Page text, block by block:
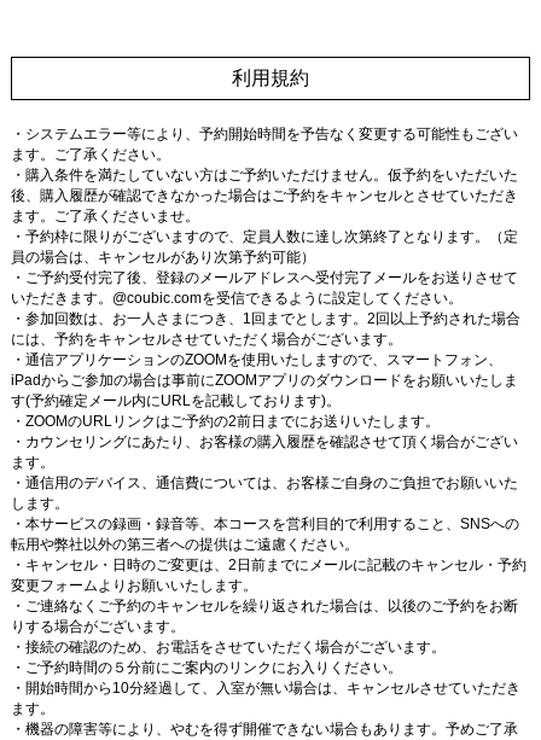
利用規約
・システムエラー等により、予約開始時間を予告なく変更する可能性もござい
ます。ご了承ください。
・購入条件を満たしていない方はご予約いただけません。仮予約をいただいた
後、購入履歴が確認できなかった場合はご予約をキャンセルとさせていただき
ます。ご了承くださいませ。
・予約枠に限りがございますので、定員人数に達し次第終了となります。（定
員の場合は、キャンセルがあり次第予約可能）
・ご予約受付完了後、登録のメールアドレスへ受付完了メールをお送りさせて
いただきます。@coubic.comを受信できるように設定してください。
・参加回数は、お一人さまにつき、1回までとします。2回以上予約された場合
には、予約をキャンセルさせていただく場合がございます。
・通信アプリケーションのZOOMを使用いたしますので、スマートフォン、
iPadからご参加の場合は事前にZOOMアプリのダウンロードをお願いいたしま
す(予約確定メール内にURLを記載しております)。
・ZOOMのURLリンクはご予約の2前日までにお送りいたします。
・カウンセリングにあたり、お客様の購入履歴を確認させて頂く場合がござい
ます。
・通信用のデバイス、通信費については、お客様ご自身のご負担でお願いいた
します。
・本サービスの録画・録音等、本コースを営利目的で利用すること、SNSへの
転用や弊社以外の第三者への提供はご遠慮ください。
・キャンセル・日時のご変更は、2日前までにメールに記載のキャンセル・予約
変更フォームよりお願いいたします。
・ご連絡なくご予約のキャンセルを繰り返された場合は、以後のご予約をお断
りする場合がございます。
・接続の確認のため、お電話をさせていただく場合がございます。
・ご予約時間の５分前にご案内のリンクにお入りください。
・開始時間から10分経過して、入室が無い場合は、キャンセルさせていただき
ます。
・機器の障害等により、やむを得ず開催できない場合もあります。予めご了承